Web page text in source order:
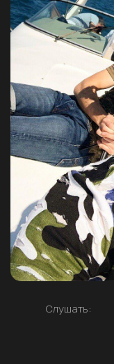
Слушать: